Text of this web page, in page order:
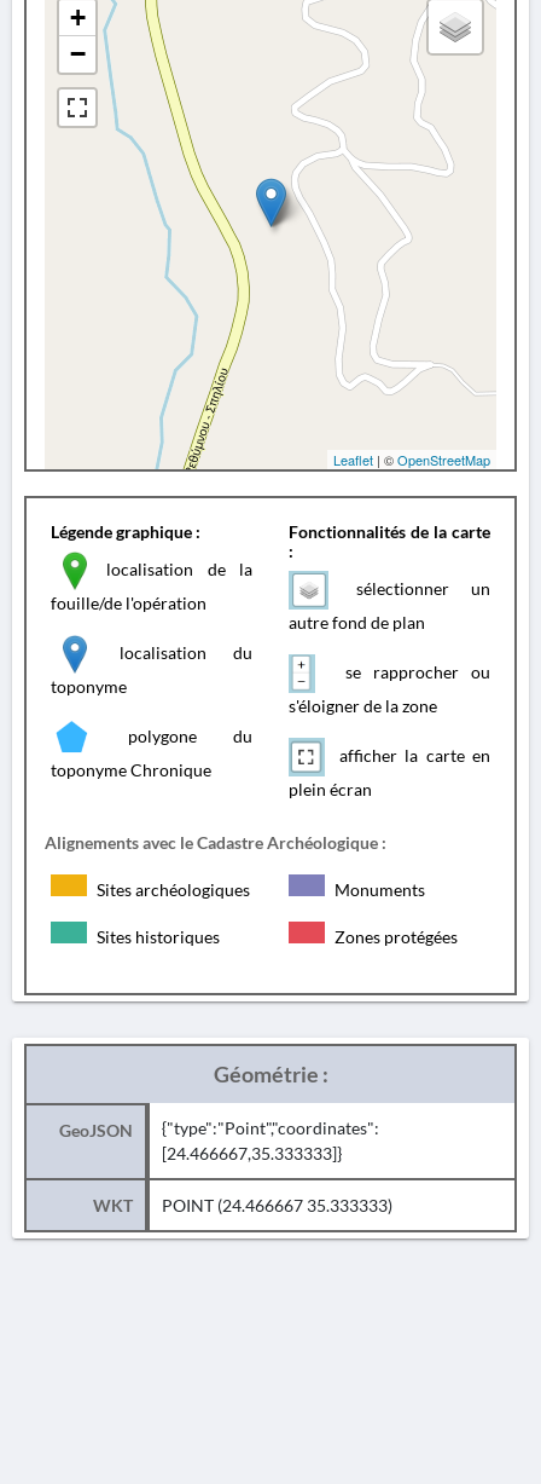
+
−
Leaflet | ©OpenStreetMap
Légende graphique :
localisation de la
fouille/de l'opération
localisation du
toponyme
polygone du
toponyme Chronique
Fonctionnalités de la carte
:
sélectionner un
autre fond de plan
se rapprocher ou
s'éloigner de la zone
afficher la carte en
plein écran
Alignements avec le Cadastre Archéologique :
Sites archéologiques Monuments
Sites historiques Zones protégées
Géométrie :
GeoJSON
{"type":"Point","coordinates":
[24.466667,35.333333]}
WKT POINT (24.466667 35.333333)